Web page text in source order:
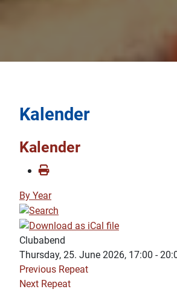
Kalender
Kalender
By Year
Clubabend
Thursday, 25. June 2026, 17:00 -
Previous Repeat
Next Repeat